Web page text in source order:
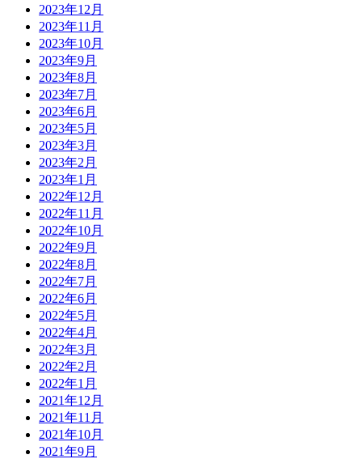
2023年12月
2023年11月
2023年10月
2023年9月
2023年8月
2023年7月
2023年6月
2023年5月
2023年3月
2023年2月
2023年1月
2022年12月
2022年11月
2022年10月
2022年9月
2022年8月
2022年7月
2022年6月
2022年5月
2022年4月
2022年3月
2022年2月
2022年1月
2021年12月
2021年11月
2021年10月
2021年9月